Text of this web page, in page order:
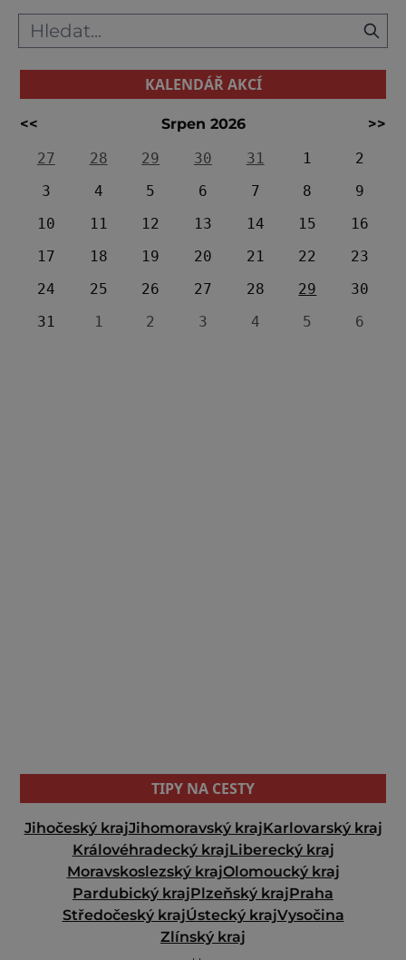
KALENDÁŘ AKCÍ
<< Srpen 2026
>>
27
28 29 30 31 1
2
3
4 5 6 7 8
9
10
11 12 13 14 15
16
17
18 19 20 21 22
23
24
25 26 27 28 29
30
31
1 2 3 4 5 6
TIPY NA CESTY
Jihočeský krajJihomoravský krajKarlovarský kraj
Královéhradecký krajLiberecký kraj
Moravskoslezský krajOlomoucký kraj
Pardubický krajPlzeňský krajPraha
Středočeský krajÚstecký krajVysočina
Zlínský kraj